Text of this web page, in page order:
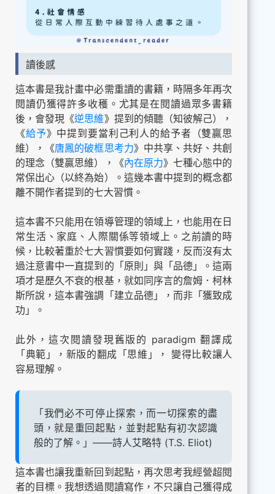
讀後感
這本書是我計畫中必需重讀的書籍，時隔多年再次
閱讀仍獲得許多收穫。尤其是在閱讀過眾多書籍
後，會發現《逆思維》提到的傾聽（知彼解己），
《給予》中提到要當利己利人的給予者（雙贏思
維），《唐鳳的破框思考力》中共享、共好、共創
的理念（雙贏思維），《內在原力》七種心態中的
常保出心（以終為始）。這幾本書中提到的概念都
離不開作者提到的七大習慣。
這本書不只能用在領導管理的領域上，也能用在日
常生活、家庭、人際關係等領域上。之前讀的時
候，比較著重於七大習慣要如何實踐，反而沒有太
過注意書中一直提到的「原則」與「品德」。這兩
項才是歷久不衰的根基，就如同序言的詹姆．柯林
斯所說，這本書強調「建立品德」，而非「獲致成
功」。
此外，這次閱讀發現舊版的 paradigm 翻譯成
「典範」，新版的翻成「思維」， 變得比較讓人
容易理解。
「我們必不可停止探索，而一切探索的盡
頭，就是重回起點，並對起點有初次認識
般的了解。」——詩人艾略特 (T.S. Eliot)
這本書也讓我重新回到起點，再次思考我經營超閱
者的目標。我想透過閱讀寫作，不只讓自己獲得成